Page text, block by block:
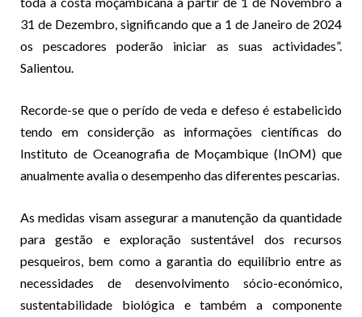
31 de Dezembro, significando que a 1 de Janeiro de 2024
os pescadores poderão iniciar as suas actividades”.
Salientou.
Recorde-se que o perído de veda e defeso é estabelicido
tendo em considerção as informações científicas do
Instituto de Oceanografia de Moçambique (InOM) que
anualmente avalia o desempenho das diferentes pescarias.
As medidas visam assegurar a manutenção da quantidade
para gestão e exploração sustentável dos recursos
pesqueiros, bem como a garantia do equilíbrio entre as
necessidades de desenvolvimento sócio-económico,
sustentabilidade biológica e também a componente